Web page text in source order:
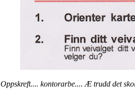
Oppskreft.... kontorarbe.... Æ trudd det